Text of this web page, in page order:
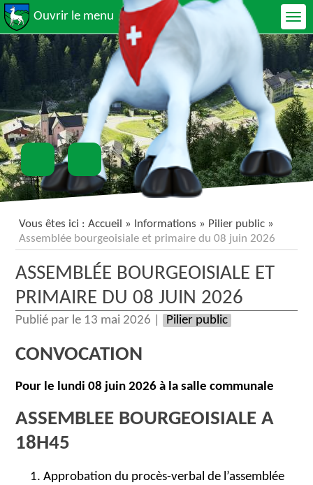
Ouvrir le menu
Vous êtes ici :Accueil » Informations » Pilier public »
Assemblée bourgeoisiale et primaire du 08 juin 2026
ASSEMBLÉE BOURGEOISIALE ET
PRIMAIRE DU 08 JUIN 2026
Publié par le 13 mai 2026 | Pilier public
CONVOCATION
Pour le lundi 08 juin 2026 à la salle communale
ASSEMBLEE BOURGEOISIALE A
18H45
Approbation du procès-verbal de l’assemblée